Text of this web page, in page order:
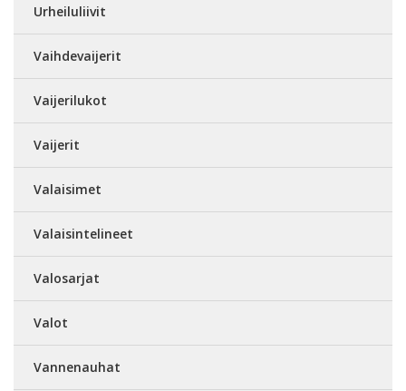
Urheiluliivit
Vaihdevaijerit
Vaijerilukot
Vaijerit
Valaisimet
Valaisintelineet
Valosarjat
Valot
Vannenauhat